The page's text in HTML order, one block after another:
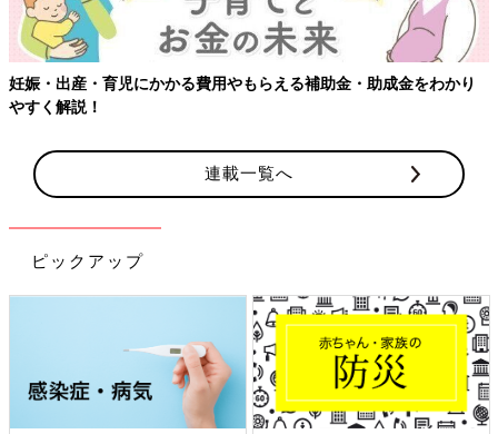
妊娠・出産・育児にかかる費用やもらえる補助金・助成金をわかり
やすく解説！
連載一覧へ
ピックアップ